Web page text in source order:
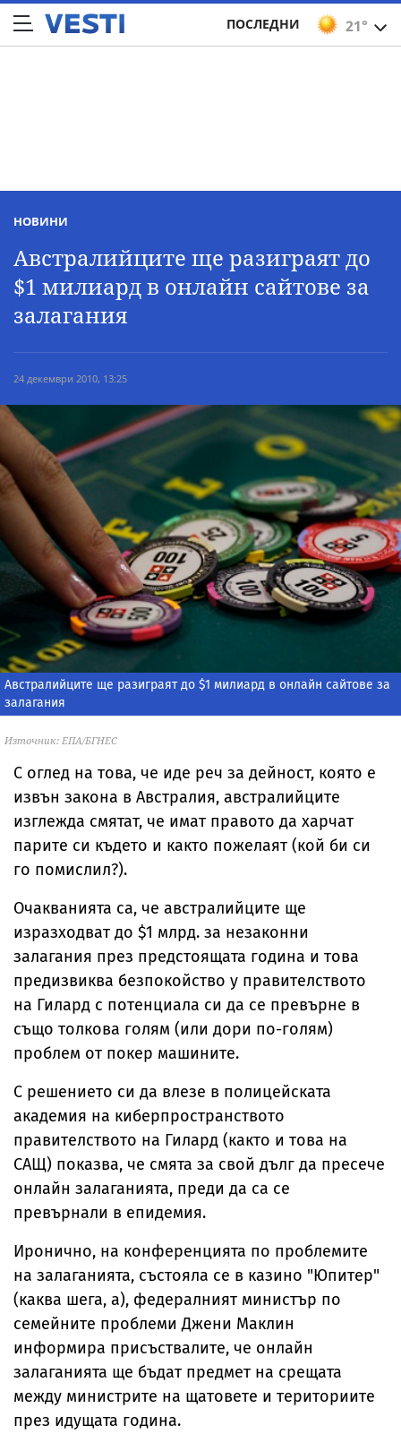
21°
ПОСЛЕДНИ
НОВИНИ
Австралийците ще разиграят до
$1 милиард в онлайн сайтове за
залагания
24 декември 2010, 13:25
Австралийците ще разиграят до $1 милиард в онлайн сайтове за
залагания
Източник: ЕПА/БГНЕС
С оглед на това, че иде реч за дейност, която е
извън закона в Австралия, австралийците
изглежда смятат, че имат правото да харчат
парите си където и както пожелаят (кой би си
го помислил?).
Очакванията са, че австралийците ще
изразходват до $1 млрд. за незаконни
залагания през предстоящата година и това
предизвиква безпокойство у правителството
на Гилард с потенциала си да се превърне в
също толкова голям (или дори по-голям)
проблем от покер машините.
С решението си да влезе в полицейската
академия на киберпространството
правителството на Гилард (както и това на
САЩ) показва, че смята за свой дълг да пресече
онлайн залаганията, преди да са се
превърнали в епидемия.
Иронично, на конференцията по проблемите
на залаганията, състояла се в казино "Юпитер"
(каква шега, а), федералният министър по
семейните проблеми Джени Маклин
информира присъствалите, че онлайн
залаганията ще бъдат предмет на срещата
между министрите на щатовете и териториите
през идущата година.